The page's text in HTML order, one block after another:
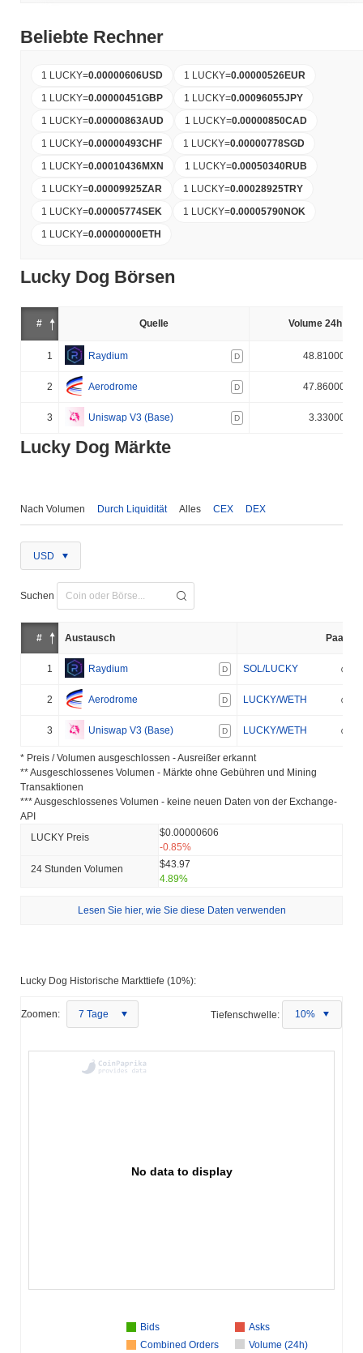
Beliebte Rechner
1 LUCKY=0.00000606USD 1 LUCKY=0.00000526EUR
1 LUCKY=0.00000451GBP 1 LUCKY=0.00096055JPY
1 LUCKY=0.00000863AUD 1 LUCKY=0.00000850CAD
1 LUCKY=0.00000493CHF 1 LUCKY=0.00000778SGD
1 LUCKY=0.00010436MXN 1 LUCKY=0.00050340RUB
1 LUCKY=0.00009925ZAR 1 LUCKY=0.00028925TRY
1 LUCKY=0.00005774SEK 1 LUCKY=0.00005790NOK
1 LUCKY=0.00000000ETH
Lucky Dog Börsen
# Quelle Volume 24h (%)
1 Raydium D 48.810000%
2 Aerodrome D 47.860000%
3 Uniswap V3 (Base) D 3.330000%
Lucky Dog Märkte
Nach Volumen Durch Liquidität Alles CEX DEX
USD
Suchen
# Austausch Paar
1 Raydium D SOL/LUCKY
2 Aerodrome D LUCKY/WETH
3 Uniswap V3 (Base) D LUCKY/WETH
* Preis / Volumen ausgeschlossen - Ausreißer erkannt
** Ausgeschlossenes Volumen - Märkte ohne Gebühren und Mining
Transaktionen
*** Ausgeschlossenes Volumen - keine neuen Daten von der Exchange-
API
LUCKY Preis
$0.00000606
-0.85%
24 Stunden Volumen
$43.97
4.89%
Lesen Sie hier, wie Sie diese Daten verwenden
Lucky Dog Historische Markttiefe (10%):
Zoomen: 7 Tage Tiefenschwelle: 10%
No data to display
Bids
Asks
Combined Orders
Volume (24h)